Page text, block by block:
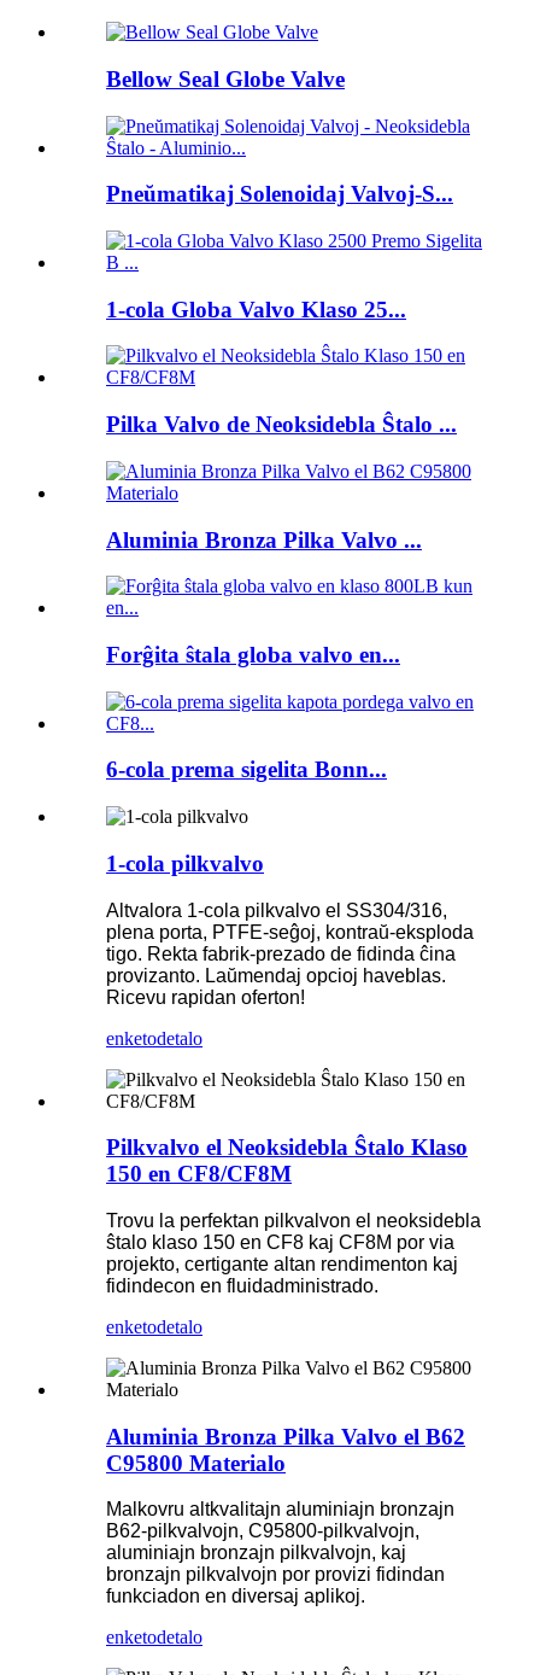
Bellow Seal Globe Valve
Pneŭmatikaj Solenoidaj Valvoj-S...
1-cola Globa Valvo Klaso 25...
Pilka Valvo de Neoksidebla Ŝtalo ...
Aluminia Bronza Pilka Valvo ...
Forĝita ŝtala globa valvo en...
6-cola prema sigelita Bonn...
1-cola pilkvalvo
Altvalora 1-cola pilkvalvo el SS304/316,
plena porta, PTFE-seĝoj, kontraŭ-eksploda
tigo. Rekta fabrik-prezado de fidinda ĉina
provizanto. Laŭmendaj opcioj haveblas.
Ricevu rapidan oferton!
enketodetalo
Pilkvalvo el Neoksidebla Ŝtalo Klaso
150 en CF8/CF8M
Trovu la perfektan pilkvalvon el neoksidebla
ŝtalo klaso 150 en CF8 kaj CF8M por via
projekto, certigante altan rendimenton kaj
fidindecon en fluidadministrado.
enketodetalo
Aluminia Bronza Pilka Valvo el B62
C95800 Materialo
Malkovru altkvalitajn aluminiajn bronzajn
B62-pilkvalvojn, C95800-pilkvalvojn,
aluminiajn bronzajn pilkvalvojn, kaj
bronzajn pilkvalvojn por provizi fidindan
funkciadon en diversaj aplikoj.
enketodetalo